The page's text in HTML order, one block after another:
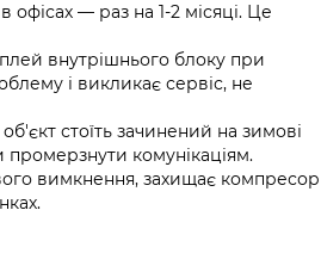
офісах — раз на 1-2 місяці. Це
внутрішнього блоку при
і викликає сервіс, не
стоїть зачинений на зимові
комунікаціям.
вимкнення, захищає компресор